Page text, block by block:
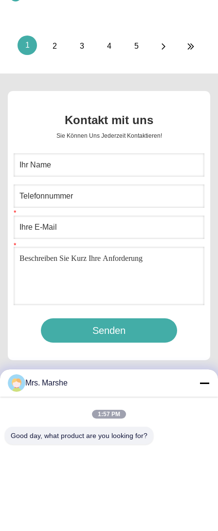
1 2 3 4 5
Kontakt mit uns
Sie Können Uns Jederzeit Kontaktieren!
Senden
Room7E, blockieren A, Gebäude Binfen Shiji, Longxiang-
Mrs. Marshe
1:57 PM
Good day, what product are you looking for?